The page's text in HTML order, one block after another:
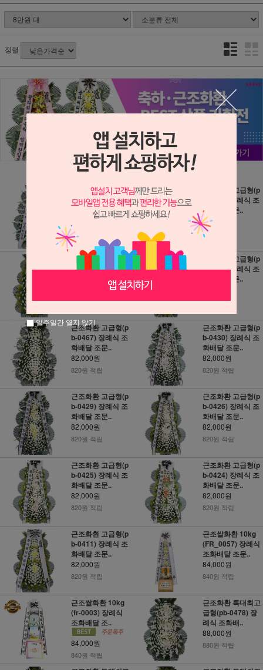
정렬
근조화환 고급형(p
b-0409) 장례식 조
화배달 조문..
82,000원
820원 적립
근조화환 고급형(p
b-0482) 장례식 조
화배달 조문..
82,000원
820원 적립
근조화환 고급형(p
b-0475) 장례식 조
화배달 조문..
820원 적립
근조화환 고급형(p
b-0472) 장례식 조
화배달 조문..
820원 적립
근조화환 고급형(p
b-0467) 장례식 조
화배달 조문..
82,000원
820원 적립
근조화환 고급형(p
b-0430) 장례식 조
화배달 조문..
82,000원
820원 적립
근조화환 고급형(p
b-0429) 장례식 조
화배달 조문..
82,000원
820원 적립
근조화환 고급형(p
b-0426) 장례식 조
화배달 조문..
82,000원
820원 적립
근조화환 고급형(p
b-0425) 장례식 조
화배달 조문..
82,000원
820원 적립
근조화환 고급형(p
b-0424) 장례식 조
화배달 조문..
82,000원
820원 적립
근조화환 고급형(p
b-0411) 장례식 조
화배달 조문..
82,000원
820원 적립
근조쌀화환 10kg
(FR_0057) 장례식
조화배달 조문..
84,000원
840원 적립
근조쌀화환 10kg
(fr-0003) 장례식
조화배달 조..
84,000원
840원 적립
근조화환 특대최고
급형(pb-0478) 장
례식 조화배..
88,000원
880원 적립
일주일간 열지 않기